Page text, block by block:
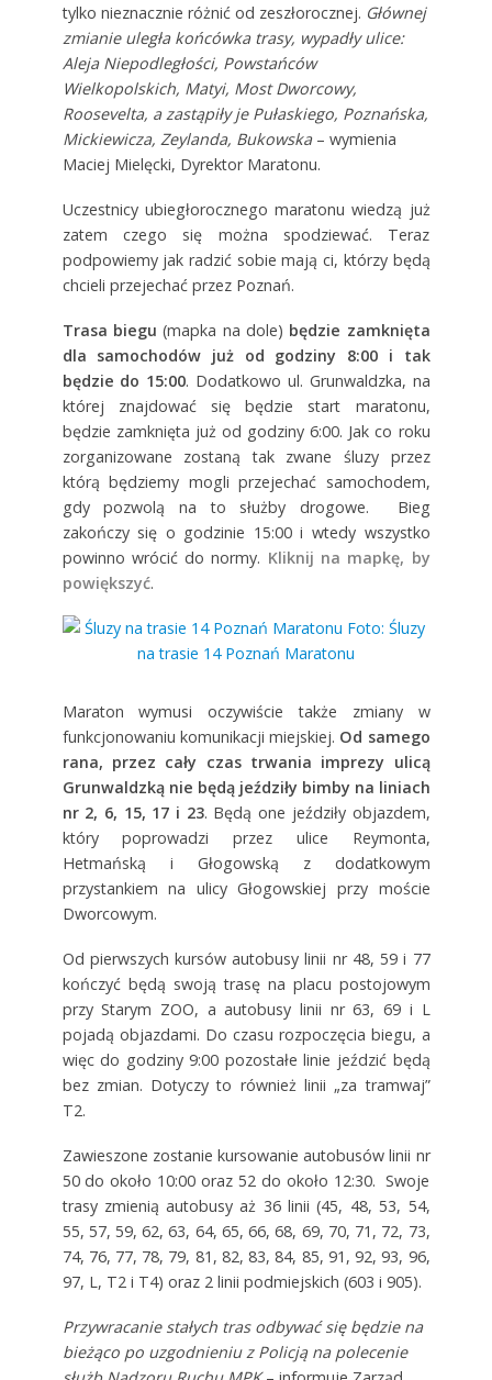
tylko nieznacznie różnić od zeszłorocznej. Głównej
zmianie uległa końcówka trasy, wypadły ulice:
Aleja Niepodległości, Powstańców
Wielkopolskich, Matyi, Most Dworcowy,
Roosevelta, a zastąpiły je Pułaskiego, Poznańska,
Mickiewicza, Zeylanda, Bukowska– wymienia
Maciej Mielęcki, Dyrektor Maratonu.
Uczestnicy ubiegłorocznego maratonu wiedzą już
zatem czego się można spodziewać. Teraz
podpowiemy jak radzić sobie mają ci, którzy będą
chcieli przejechać przez Poznań.
Trasa biegu (mapka na dole) będzie zamknięta
dla samochodów już od godziny 8:00 i tak
będzie do 15:00. Dodatkowo ul. Grunwaldzka, na
której znajdować się będzie start maratonu,
będzie zamknięta już od godziny 6:00. Jak co roku
zorganizowane zostaną tak zwane śluzy przez
którą będziemy mogli przejechać samochodem,
gdy pozwolą na to służby drogowe. Bieg
zakończy się o godzinie 15:00 i wtedy wszystko
powinno wrócić do normy. Kliknij na mapkę, by
powiększyć.
Maraton wymusi oczywiście także zmiany w
funkcjonowaniu komunikacji miejskiej. Od samego
rana, przez cały czas trwania imprezy ulicą
Grunwaldzką nie będą jeździły bimby na liniach
nr 2, 6, 15, 17 i 23. Będą one jeździły objazdem,
który poprowadzi przez ulice Reymonta,
Hetmańską i Głogowską z dodatkowym
przystankiem na ulicy Głogowskiej przy moście
Dworcowym.
Od pierwszych kursów autobusy linii nr 48, 59 i 77
kończyć będą swoją trasę na placu postojowym
przy Starym ZOO, a autobusy linii nr 63, 69 i L
pojadą objazdami. Do czasu rozpoczęcia biegu, a
więc do godziny 9:00 pozostałe linie jeździć będą
bez zmian. Dotyczy to również linii „za tramwaj”
T2.
Zawieszone zostanie kursowanie autobusów linii nr
50 do około 10:00 oraz 52 do około 12:30. Swoje
trasy zmienią autobusy aż 36 linii (45, 48, 53, 54,
55, 57, 59, 62, 63, 64, 65, 66, 68, 69, 70, 71, 72, 73,
74, 76, 77, 78, 79, 81, 82, 83, 84, 85, 91, 92, 93, 96,
97, L, T2 i T4) oraz 2 linii podmiejskich (603 i 905).
Przywracanie stałych tras odbywać się będzie na
bieżąco po uzgodnieniu z Policją na polecenie